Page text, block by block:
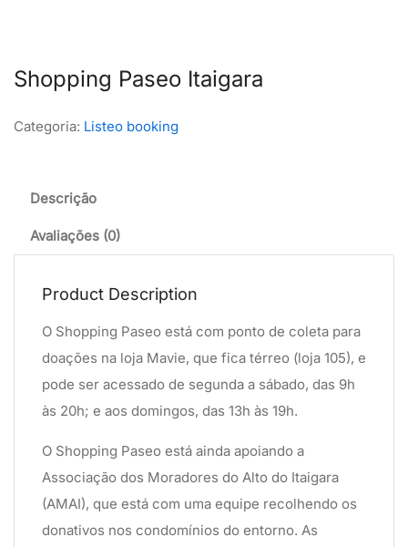
Shopping Paseo Itaigara
Categoria: Listeo booking
Descrição
Avaliações (0)
Product Description
O Shopping Paseo está com ponto de coleta para
doações na loja Mavie, que fica térreo (loja 105), e
pode ser acessado de segunda a sábado, das 9h
às 20h; e aos domingos, das 13h às 19h.
O Shopping Paseo está ainda apoiando a
Associação dos Moradores do Alto do Itaigara
(AMAI), que está com uma equipe recolhendo os
donativos nos condomínios do entorno. As